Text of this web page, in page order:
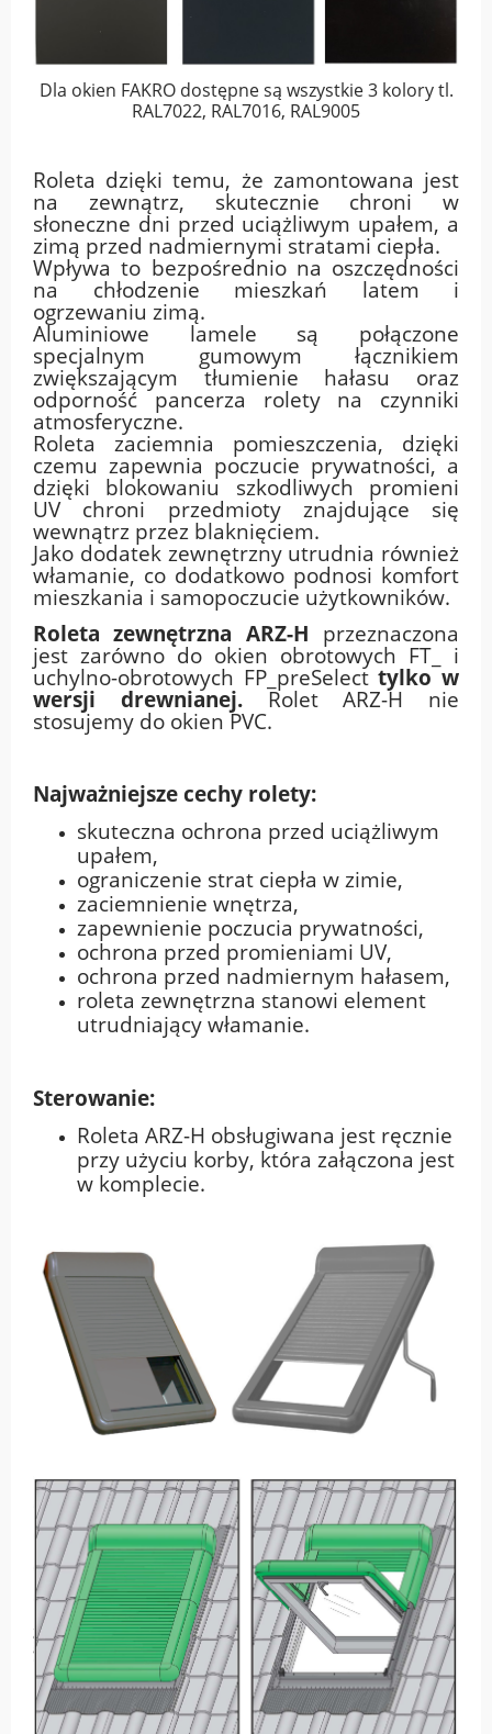
Dla okien FAKRO dostępne są wszystkie 3 kolory tl.
RAL7022, RAL7016, RAL9005
Roleta dzięki temu, że zamontowana jest
na zewnątrz, skutecznie chroni w
słoneczne dni przed uciążliwym upałem, a
zimą przed nadmiernymi stratami ciepła.
Wpływa to bezpośrednio na oszczędności
na chłodzenie mieszkań latem i
ogrzewaniu zimą.
Aluminiowe lamele są połączone
specjalnym gumowym łącznikiem
zwiększającym tłumienie hałasu oraz
odporność pancerza rolety na czynniki
atmosferyczne.
Roleta zaciemnia pomieszczenia, dzięki
czemu zapewnia poczucie prywatności, a
dzięki blokowaniu szkodliwych promieni
UV chroni przedmioty znajdujące się
wewnątrz przez blaknięciem.
Jako dodatek zewnętrzny utrudnia również
włamanie, co dodatkowo podnosi komfort
mieszkania i samopoczucie użytkowników.
Roleta zewnętrzna ARZ-H przeznaczona
jest zarówno do okien obrotowych FT_ i
uchylno-obrotowych FP_preSelecttylko w
wersji drewnianej.Rolet ARZ-H nie
stosujemy do okien PVC.
Najważniejsze cechy rolety:
skuteczna ochrona przed uciążliwym
upałem,
ograniczenie strat ciepła w zimie,
zaciemnienie wnętrza,
zapewnienie poczucia prywatności,
ochrona przed promieniami UV,
ochrona przed nadmiernym hałasem,
roleta zewnętrzna stanowi element
utrudniający włamanie.
Sterowanie:
Roleta ARZ-H obsługiwana jest ręcznie
przy użyciu korby, która załączona jest
w komplecie.